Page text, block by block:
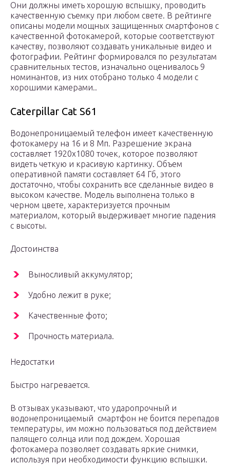
Они должны иметь хорошую вспышку, проводить
качественную съемку при любом свете. В рейтинге
описаны модели мощных защищенных смартфонов с
качественной фотокамерой, которые соответствуют
качеству, позволяют создавать уникальные видео и
фотографии. Рейтинг формировался по результатам
сравнительных тестов, изначально оценивалось 9
номинантов, из них отобрано только 4 модели с
хорошими камерами..
Caterpillar Cat S61
Водонепроницаемый телефон имеет качественную
фотокамеру на 16 и 8 Мп. Разрешение экрана
составляет 1920х1080 точек, которое позволяют
видеть четкую и красивую картинку. Объем
оперативной памяти составляет 64 Гб, этого
достаточно, чтобы сохранить все сделанные видео в
высоком качестве. Модель выполнена только в
черном цвете, характеризуется прочным
материалом, который выдерживает многие падения
с высоты.
Достоинства
Выносливый аккумулятор;
Удобно лежит в руке;
Качественные фото;
Прочность материала.
Недостатки
Быстро нагревается.
В отзывах указывают, что ударопрочный и
водонепроницаемый смартфон не боится перепадов
температуры, им можно пользоваться под действием
палящего солнца или под дождем. Хорошая
фотокамера позволяет создавать яркие снимки,
используя при необходимости функцию вспышки.